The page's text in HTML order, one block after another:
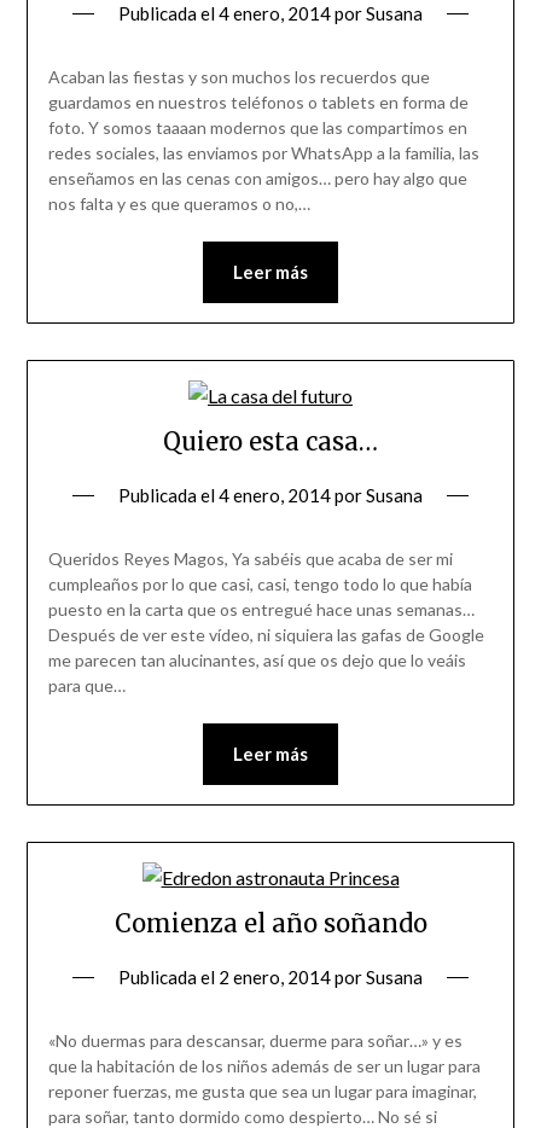
Publicada el4 enero, 2014porSusana
Acaban las fiestas y son muchos los recuerdos que
guardamos en nuestros teléfonos o tablets en forma de
foto. Y somos taaaan modernos que las compartimos en
redes sociales, las enviamos por WhatsApp a la familia, las
enseñamos en las cenas con amigos… pero hay algo que
nos falta y es que queramos o no,…
Leer más
Quiero esta casa…
Publicada el4 enero, 2014porSusana
Queridos Reyes Magos, Ya sabéis que acaba de ser mi
cumpleaños por lo que casi, casi, tengo todo lo que había
puesto en la carta que os entregué hace unas semanas…
Después de ver este vídeo, ni siquiera las gafas de Google
me parecen tan alucinantes, así que os dejo que lo veáis
para que…
Leer más
Comienza el año soñando
Publicada el 2 enero, 2014porSusana
«No duermas para descansar, duerme para soñar…» y es
que la habitación de los niños además de ser un lugar para
reponer fuerzas, me gusta que sea un lugar para imaginar,
para soñar, tanto dormido como despierto… No sé si